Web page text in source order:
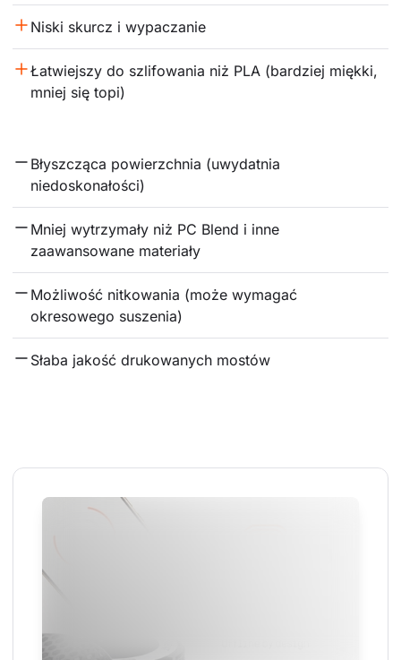
Niski skurcz i wypaczanie
Łatwiejszy do szlifowania niż PLA (bardziej miękki,
mniej się topi)
Błyszcząca powierzchnia (uwydatnia
niedoskonałości)
Mniej wytrzymały niż PC Blend i inne
zaawansowane materiały
Możliwość nitkowania (może wymagać
okresowego suszenia)
Słaba jakość drukowanych mostów